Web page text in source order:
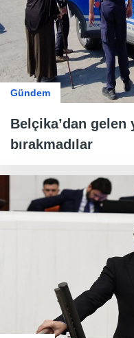
Gündem
Belçika’dan gelen
bırakmadılar